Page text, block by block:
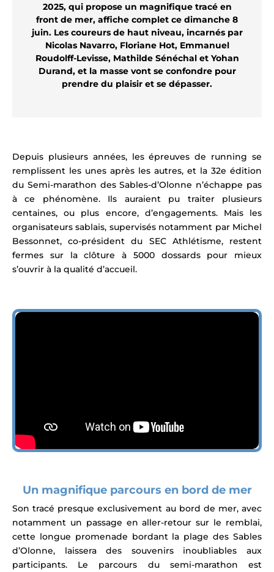
2025, qui propose un magnifique tracé en
front de mer, affiche complet ce dimanche 8
juin. Les coureurs de haut niveau, incarnés par
Nicolas Navarro, Floriane Hot, Emmanuel
Roudolff-Levisse, Mathilde Sénéchal et Yohan
Durand, et la masse vont se confondre pour
prendre du plaisir et se dépasser.
Depuis plusieurs années, les épreuves de running se
remplissent les unes après les autres, et la 32e édition
du Semi-marathon des Sables-d’Olonne n’échappe pas
à ce phénomène. Ils auraient pu traiter plusieurs
centaines, ou plus encore, d’engagements. Mais les
organisateurs sablais, supervisés notamment par Michel
Bessonnet, co-président du SEC Athlétisme, restent
fermes sur la clôture à 5000 dossards pour mieux
s’ouvrir à la qualité d’accueil.
Un magnifique parcours en bord de mer
Son tracé presque exclusivement au bord de mer, avec
notamment un passage en aller-retour sur le remblai,
cette longue promenade bordant la plage des Sables
d’Olonne, laissera des souvenirs inoubliables aux
participants. Le parcours du semi-marathon est